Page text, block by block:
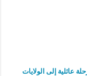
تخطيط رحلة عائلية إلى الولايات